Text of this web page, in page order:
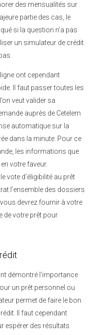
des mensualités sur
partie des cas, le
si la question n’a pas
un simulateur de crédit
ont cependant
Il faut passer toutes les
veut valider sa
auprès de Cetelem
automatique sur la
dans la minute. Pour ce
les informations que
votre faveur.
vote d’éligibilité au prêt
l’ensemble des dossiers
devrez fournir à votre
de votre prêt pour
démontré l’importance
un prêt personnel ou
permet de faire le bon
Il faut cependant
espérer des résultats